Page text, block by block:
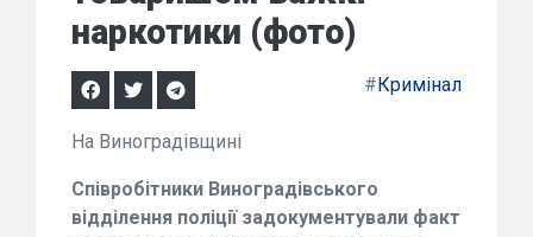
наркотики (фото)
#Кримінал
На Виноградівщині
Співробітники Виноградівського
відділення поліції задокументували факт